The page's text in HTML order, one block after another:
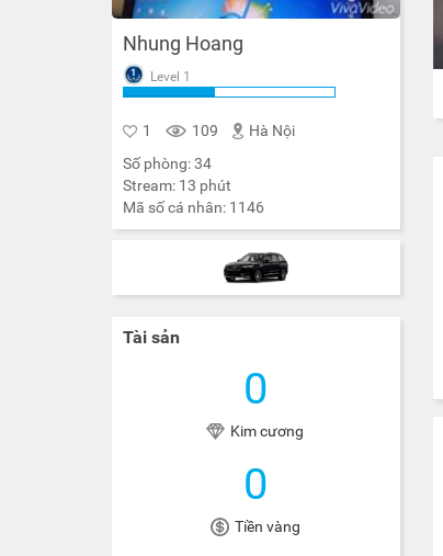
Nhung Hoang
Level 1
1 109
Hà Nội
Số phòng:34
Stream: 13 phút
Mã số cá nhân: 1146
Tài sản
0
Kim cương
0
Tiền vàng